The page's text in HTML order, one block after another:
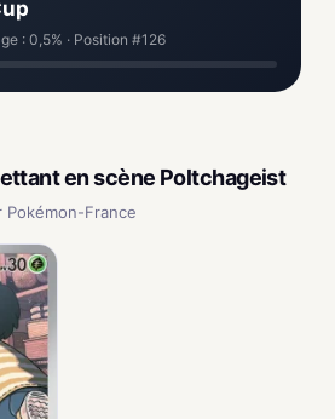
: 0,5% · Position #126
en scène Poltchageist
France